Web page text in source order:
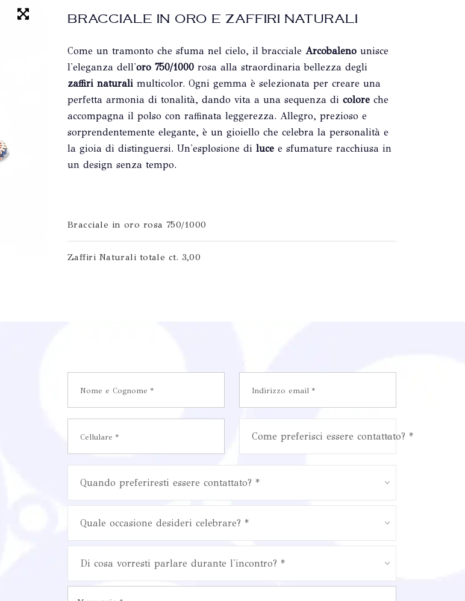
BRACCIALE IN ORO E ZAFFIRI NATURALI
Come un tramonto che sfuma nel cielo, il bracciale Arcobaleno unisce
l'eleganza dell'oro 750/1000 rosa alla straordinaria bellezza degli
zaffiri naturali multicolor. Ogni gemma è selezionata per creare una
perfetta armonia di tonalità, dando vita a una sequenza di colore che
accompagna il polso con raffinata leggerezza. Allegro, prezioso e
sorprendentemente elegante, è un gioiello che celebra la personalità e
la gioia di distinguersi. Un'esplosione di luce e sfumature racchiusa in
un design senza tempo.
Bracciale in oro rosa 750/1000
Zaffiri Naturali totale ct. 3,00
Come preferisci essere contattato? *
Quando preferiresti essere contattato? *
Quale occasione desideri celebrare? *
Di cosa vorresti parlare durante l'incontro? *